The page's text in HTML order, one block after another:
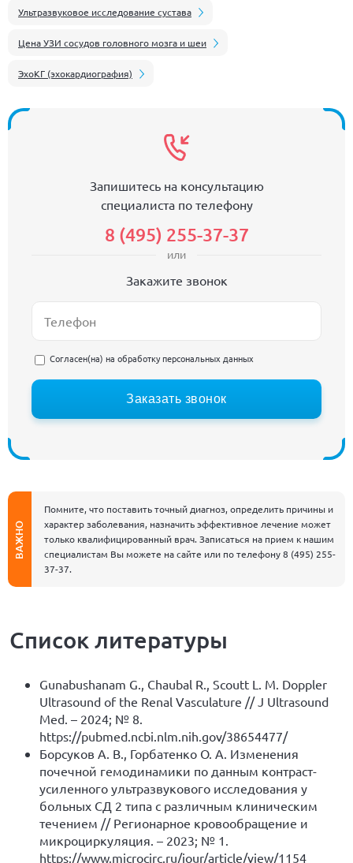
Ультразвуковое исследование сустава
Цена УЗИ сосудов головного мозга и шеи
ЭхоКГ (эхокардиография)
Запишитесь на консультацию
специалиста по телефону
8 (495) 255-37-37
или
Закажите звонок
Согласен(на) на обработку персональных данных
Заказать звонок
ВАЖНО
Помните, что поставить точный диагноз, определить причины и
характер заболевания, назначить эффективное лечение может
только квалифицированный врач. Записаться на прием к нашим
специалистам Вы можете на сайте или по телефону8 (495) 255-
37-37.
Список литературы
Gunabushanam G., Chaubal R., Scoutt L. M. Doppler
Ultrasound of the Renal Vasculature // J Ultrasound
Med. – 2024; № 8.
https://pubmed.ncbi.nlm.nih.gov/38654477/
Борсуков А. В., Горбатенко О. А. Изменения
почечной гемодинамики по данным контраст-
усиленного ультразвукового исследования у
больных СД 2 типа с различным клиническим
течением // Регионарное кровообращение и
микроциркуляция. – 2023; № 1.
https://www.microcirc.ru/jour/article/view/1154